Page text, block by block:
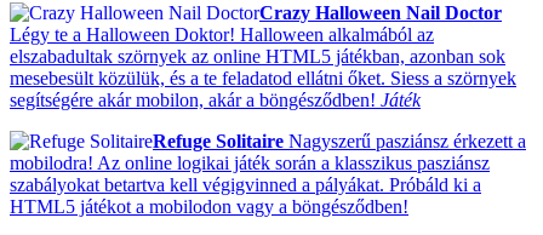
Crazy Halloween Nail Doctor
Légy te a Halloween Doktor! Halloween alkalmából az
elszabadultak szörnyek az online HTML5 játékban, azonban sok
mesebesült közülük, és a te feladatod ellátni őket. Siess a szörnyek
segítségére akár mobilon, akár a böngésződben! Játék
Refuge Solitaire Nagyszerű pasziánsz érkezett a
mobilodra! Az online logikai játék során a klasszikus pasziánsz
szabályokat betartva kell végigvinned a pályákat. Próbáld ki a
HTML5 játékot a mobilodon vagy a böngésződben!